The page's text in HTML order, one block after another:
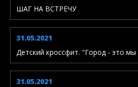
ШАГ НА ВСТРЕЧУ
31.05.2021
Детский кроссфит. "Город - это мы
31.05.2021